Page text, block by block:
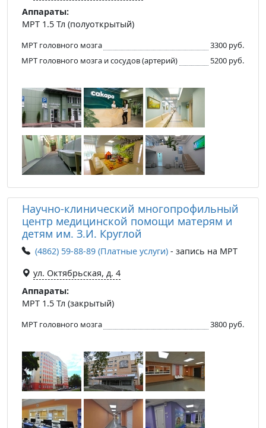
Аппараты:
МРТ 1.5 Тл (полуоткрытый)
МРТ головного мозга
3300 руб.
МРТ головного мозга и сосудов (артерий)
5200 руб.
Научно-клинический многопрофильный
центр медицинской помощи матерям и
детям им. З.И. Круглой
(4862) 59-88-89 (Платные услуги) - запись на МРТ
ул. Октябрьская, д. 4
Аппараты:
МРТ 1.5 Тл (закрытый)
МРТ головного мозга 3800 руб.